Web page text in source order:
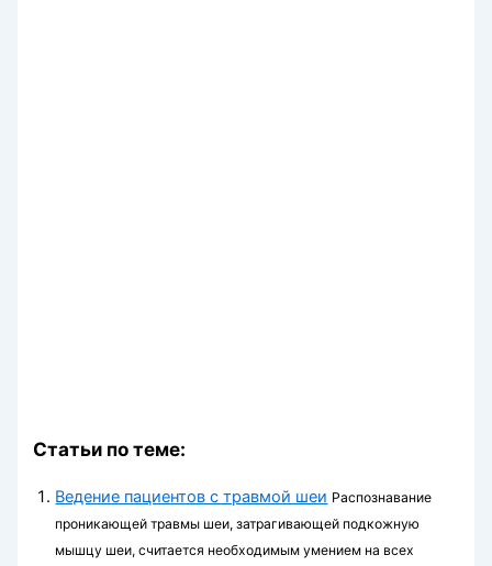
Статьи по теме:
Ведение пациентов с травмой шеи Распознавание
проникающей травмы шеи, затрагивающей подкожную
мышцу шеи, считается необходимым умением на всех